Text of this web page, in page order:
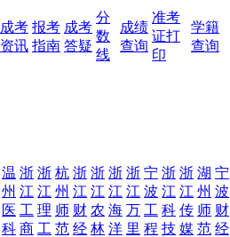
成考
资讯
报考
指南
成考
答疑
分
数
线
成绩
查询
准考
证打
印
学籍
查询
温
州
医
科
浙
江
工
商
浙
江
理
工
杭
州
师
范
浙
江
财
经
浙
江
农
林
浙
江
海
洋
浙
江
万
里
宁
波
工
程
浙
江
科
技
浙
江
传
媒
湖
州
师
范
宁
波
财
经